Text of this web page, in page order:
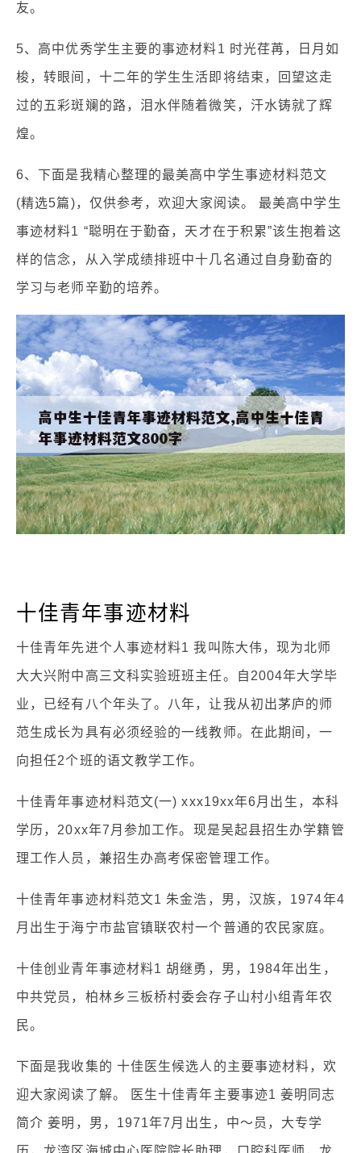
友。
5、高中优秀学生主要的事迹材料1 时光荏苒，日月如
梭，转眼间，十二年的学生生活即将结束，回望这走
过的五彩斑斓的路，泪水伴随着微笑，汗水铸就了辉
煌。
6、下面是我精心整理的最美高中学生事迹材料范文
(精选5篇)，仅供参考，欢迎大家阅读。 最美高中学生
事迹材料1 “聪明在于勤奋，天才在于积累”该生抱着这
样的信念，从入学成绩排班中十几名通过自身勤奋的
学习与老师辛勤的培养。
十佳青年事迹材料
十佳青年先进个人事迹材料1 我叫陈大伟，现为北师
大大兴附中高三文科实验班班主任。自2004年大学毕
业，已经有八个年头了。八年，让我从初出茅庐的师
范生成长为具有必须经验的一线教师。在此期间，一
向担任2个班的语文教学工作。
十佳青年事迹材料范文(一) xxx19xx年6月出生，本科
学历，20xx年7月参加工作。现是吴起县招生办学籍管
理工作人员，兼招生办高考保密管理工作。
十佳青年事迹材料范文1 朱金浩，男，汉族，1974年4
月出生于海宁市盐官镇联农村一个普通的农民家庭。
十佳创业青年事迹材料1 胡继勇，男，1984年出生，
中共党员，柏林乡三板桥村委会存子山村小组青年农
民。
下面是我收集的 十佳医生候选人的主要事迹材料，欢
迎大家阅读了解。 医生十佳青年主要事迹1 姜明同志
简介 姜明，男，1971年7月出生，中～员，大专学